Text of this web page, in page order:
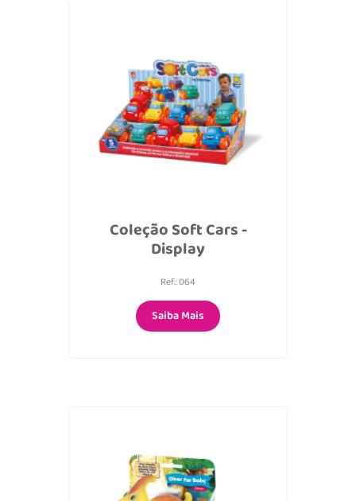
Coleção Soft Cars -
Display
Ref.: 064
Saiba Mais